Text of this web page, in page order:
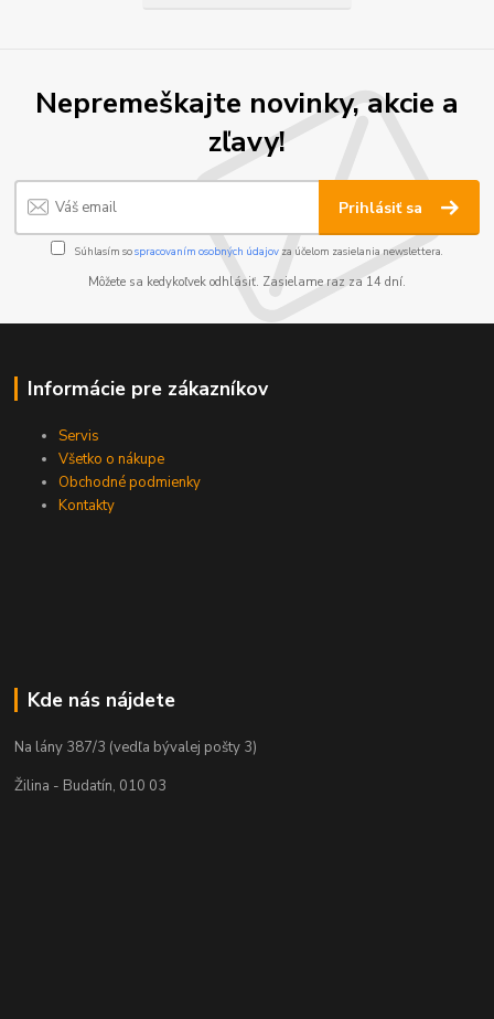
Nepremeškajte novinky, akcie a
zľavy!
Prihlásiť sa
Súhlasím sospracovaním osobných údajov za účelom zasielania newslettera.
Môžete sa kedykoľvek odhlásiť. Zasielame raz za 14 dní.
Informácie pre zákazníkov
Servis
Všetko o nákupe
Obchodné podmienky
Kontakty
Kde nás nájdete
Na lány 387/3 (vedľa bývalej pošty 3)
Žilina - Budatín, 010 03